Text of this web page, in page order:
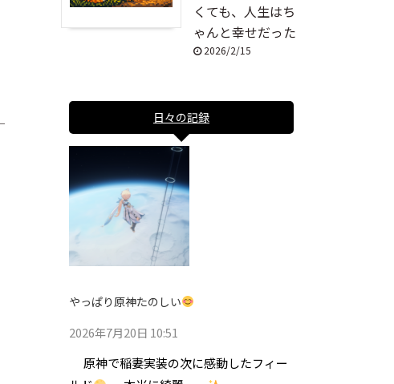
くても、人生はち
ゃんと幸せだった
2026/2/15
日々の記録
やっぱり原神たのしい
2026年7月20日 10:51
原神で稲妻実装の次に感動したフィー